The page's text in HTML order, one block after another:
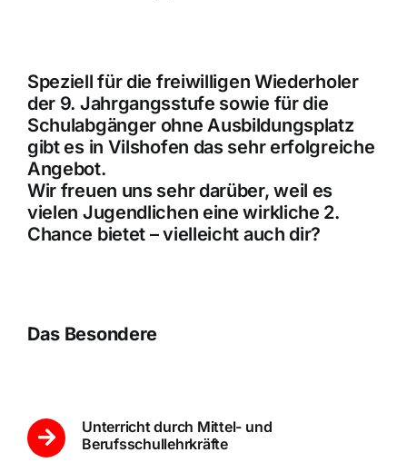
Speziell für die freiwilligen Wiederholer
der 9. Jahrgangsstufe sowie für die
Schulabgänger ohne Ausbildungsplatz
gibt es in Vilshofen das sehr erfolgreiche
Angebot.
Wir freuen uns sehr darüber, weil es
vielen Jugendlichen eine wirkliche 2.
Chance bietet – vielleicht auch dir?
Das Besondere
Unterricht durch Mittel- und
Berufsschullehrkräfte